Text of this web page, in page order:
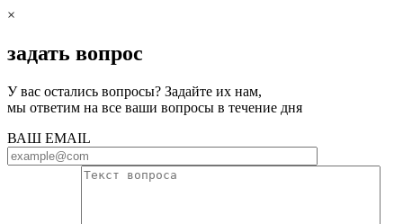
×
задать вопрос
У вас остались вопросы? Задайте их нам,
мы ответим на все ваши вопросы в течение дня
ВАШ EMAIL